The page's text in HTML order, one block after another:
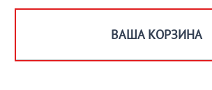
ВАША КОРЗИНА